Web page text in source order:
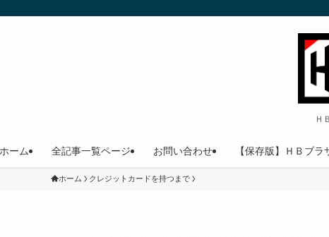
Ｈ
ホーム 全記事一覧ページ お問い合わせ 【保存版】ＨＢブ
ホーム クレジットカードを持つまで